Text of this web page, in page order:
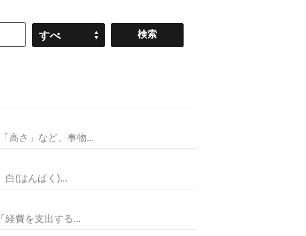
すべ
高さ」など、事物...
(はんぱく)...
費を支出する...